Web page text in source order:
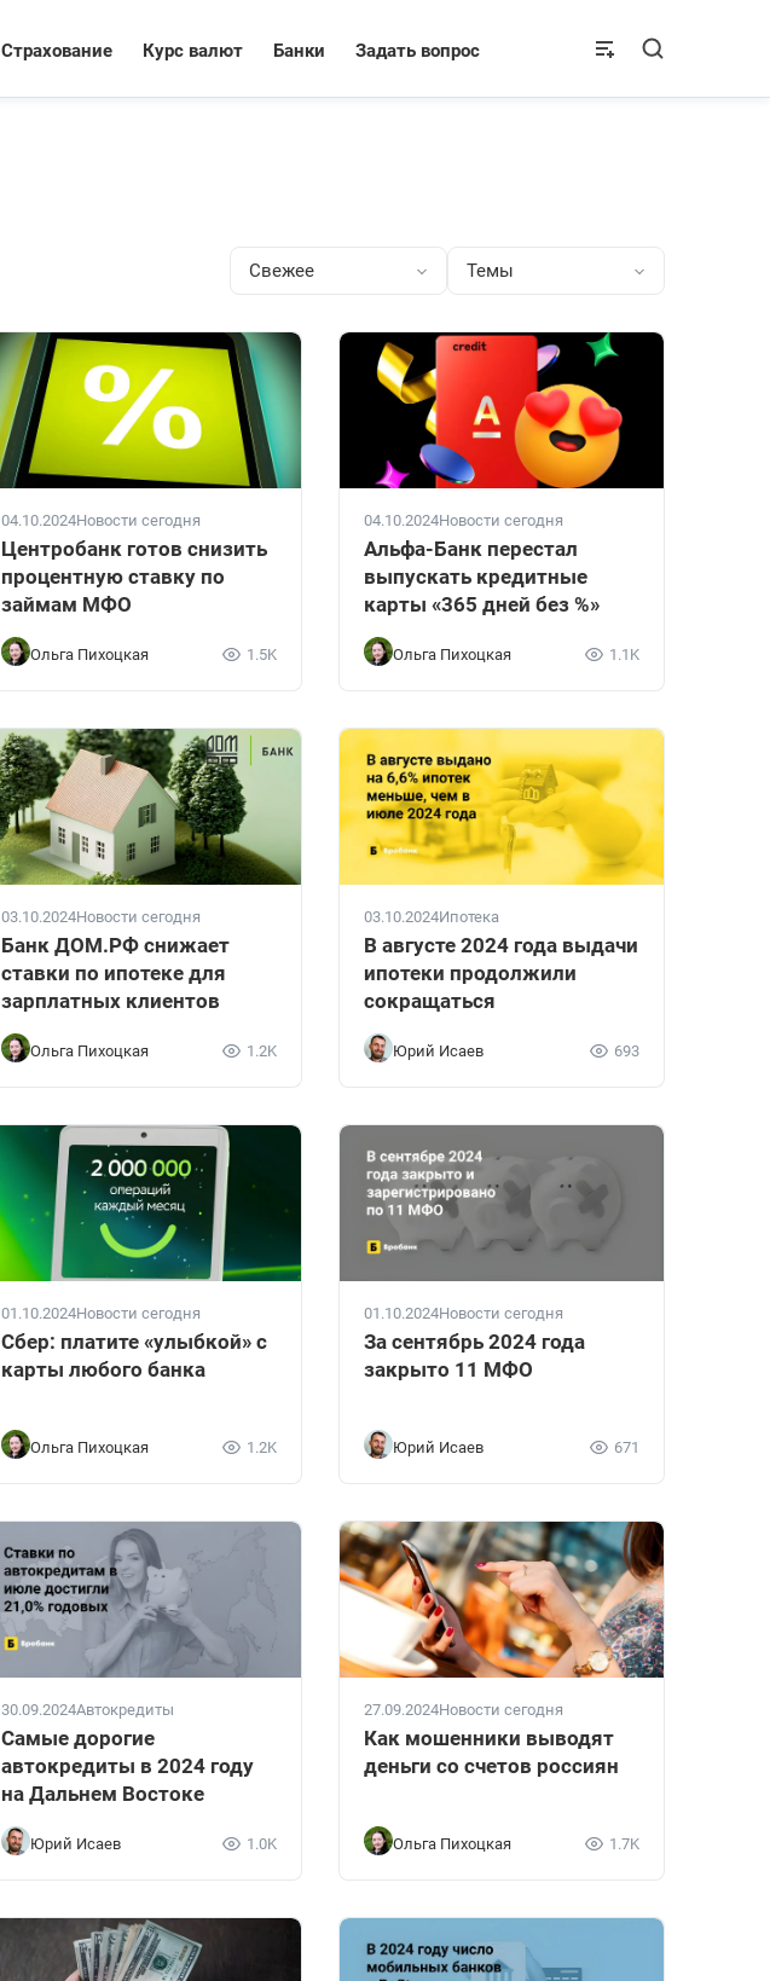
Страхование Курс валют Банки Задать вопрос
Свежее Темы
04.10.2024Новости сегодня
Центробанк готов снизить
процентную ставку по
займам МФО
Ольга Пихоцкая 1.5K
04.10.2024Новости сегодня
Альфа-Банк перестал
выпускать кредитные
карты «365 дней без %»
Ольга Пихоцкая 1.1K
03.10.2024Новости сегодня
Банк ДОМ.РФ снижает
ставки по ипотеке для
зарплатных клиентов
Ольга Пихоцкая 1.2K
03.10.2024Ипотека
В августе 2024 года выдачи
ипотеки продолжили
сокращаться
Юрий Исаев 693
01.10.2024Новости сегодня
Сбер: платите «улыбкой» с
карты любого банка
Ольга Пихоцкая 1.2K
01.10.2024Новости сегодня
За сентябрь 2024 года
закрыто 11 МФО
Юрий Исаев 671
30.09.2024Автокредиты
Самые дорогие
автокредиты в 2024 году
на Дальнем Востоке
Юрий Исаев 1.0K
27.09.2024Новости сегодня
Как мошенники выводят
деньги со счетов россиян
Ольга Пихоцкая 1.7K